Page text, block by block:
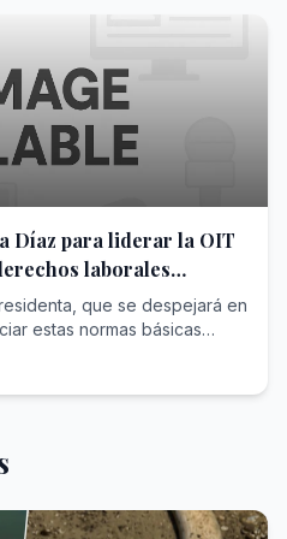
Díaz para liderar la OIT
laborales
que se despejará en
estas normas básicas